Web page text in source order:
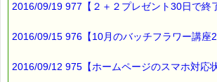
のお知らせでした。
■本日のオススメ情報
2016/09/19 977【２＋２プレゼント30日で終
2016/09/15 976【10月のバッチフラワー講座
2016/09/12 975【ホームページのスマホ対応状